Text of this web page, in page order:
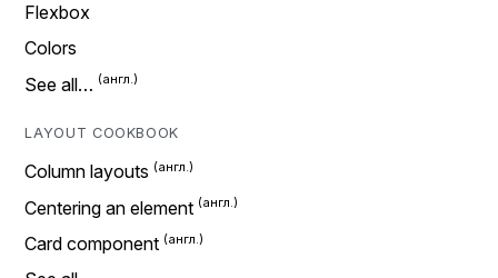
Flexbox
Colors
See all…
LAYOUT COOKBOOK
Column layouts
Centering an element
Card component